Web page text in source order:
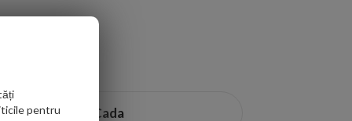
iar la final sa va simtiti la fel de
cazi cu montaj pe colt,
Cazile noatre noastre sunt
Cada
pentru